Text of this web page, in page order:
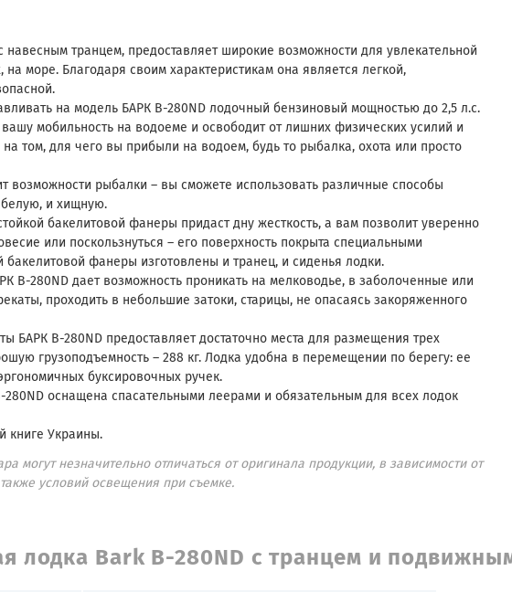
транцем, предоставляет широкие возможности для увлекательной
море. Благодаря своим характеристикам она является легкой,
на модель БАРК B-280ND лодочный бензиновый мощностью до 2,5 л.с.
мобильность на водоеме и освободит от лишних физических усилий и
том, для чего вы прибыли на водоем, будь то рыбалка, охота или просто
возможности рыбалки – вы сможете использовать различные способы
и хищную.
бакелитовой фанеры придаст дну жесткость, а вам позволит уверенно
или поскользнуться – его поверхность покрыта специальными
фанеры изготовлены и транец, и сиденья лодки.
B-280ND дает возможность проникать на мелководье, в заболоченные или
проходить в небольшие затоки, старицы, не опасаясь закоряженного
БАРК B-280ND предоставляет достаточно места для размещения трех
грузоподъемность – 288 кг. Лодка удобна в перемещении по берегу: ее
буксировочных ручек.
оснащена спасательными леерами и обязательным для всех лодок
книге Украины.
могут незначительно отличаться от оригинала продукции, в зависимости от
условий освещения при съемке.
лодка Bark B-280ND с транцем и